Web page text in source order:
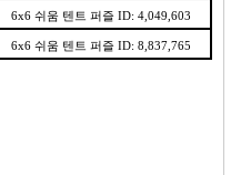
6x6 쉬움 텐트 퍼즐 ID: 4,049,603
6x6 쉬움 텐트 퍼즐 ID: 8,837,765